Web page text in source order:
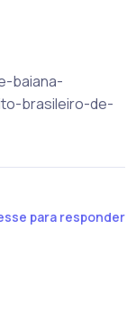
baiana-
brasileiro-de-
para responder